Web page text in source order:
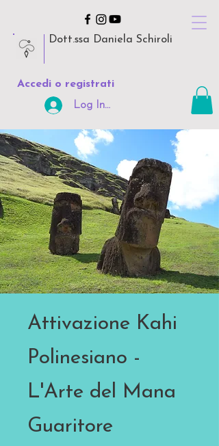
Dott.ssa Daniela Schiroli
Accedi o registrati
Log In Area Riservata
Attivazione Kahi
Polinesiano -
L'Arte del Mana
Guaritore